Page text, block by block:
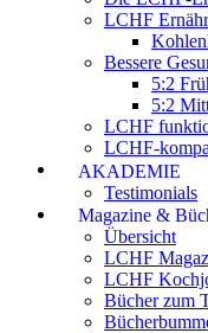
LCHF
Bessere
5:2
5:2
LCHF
LCHF-
AKADEMIE
Testimonials
Magazine &
Übersicht
LCHF
LCHF
Bücher zum